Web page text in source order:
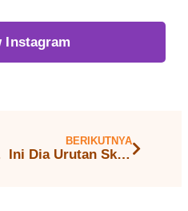
Instagram
BERIKUTNYA
Ini Dia Urutan Skincare Cowok, Praktis dan Nggak Ribet